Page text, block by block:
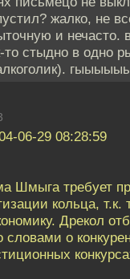
жалко, не
и нечасто.
то стыдно в одно
06-29 08:28:59
Шмыга требует
кольца, т.к.
Дрекол
словами о